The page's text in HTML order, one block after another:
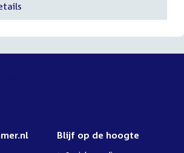
Blijf op de hoogte